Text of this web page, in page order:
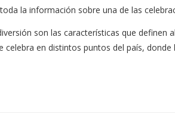
la información sobre una de las
son las características que definen
celebra en distintos puntos del país,